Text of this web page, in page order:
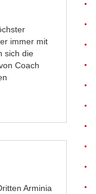
immer mit
sich die
Coach
Arminia